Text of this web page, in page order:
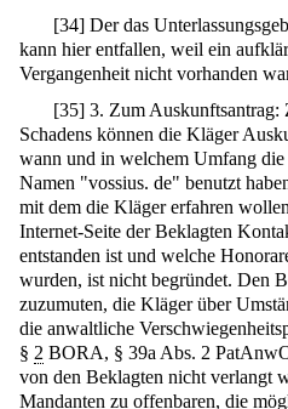
[34] Der das
kann hier entfallen, weil ein
Vergangenheit nicht vorhanden
[35] 3. Zum Auskunftsantrag:
Schadens können die Kläger
wann und in welchem Umfang
Namen "vossius. de" benutzt
mit dem die Kläger erfahren
Internet-Seite der Beklagten
entstanden ist und welche
wurden, ist nicht begründet. Den
zuzumuten, die Kläger über
die anwaltliche
§ 2 BORA, § 39a Abs. 2
von den Beklagten nicht verlangt
Mandanten zu offenbaren, die